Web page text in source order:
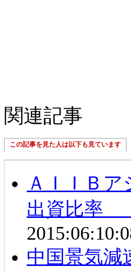
関連記事
この記事を見た人は以下も見ています
ＡＩＩＢ
出資比率
中国景気